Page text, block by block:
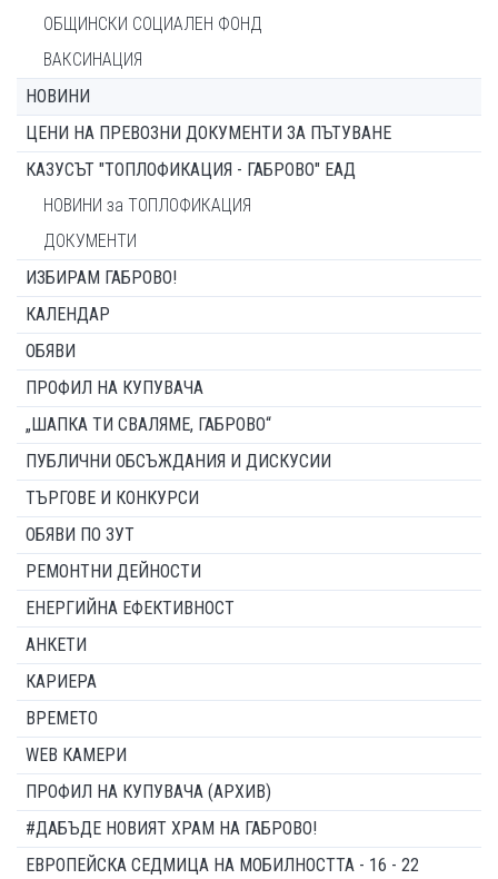
ОБЩИНСКИ СОЦИАЛЕН ФОНД
ВАКСИНАЦИЯ
НОВИНИ
ЦЕНИ НА ПРЕВОЗНИ ДОКУМЕНТИ ЗА ПЪТУВАНЕ
КАЗУСЪТ "ТОПЛОФИКАЦИЯ - ГАБРОВО" ЕАД
НОВИНИ за ТОПЛОФИКАЦИЯ
ДОКУМЕНТИ
ИЗБИРАМ ГАБРОВО!
КАЛЕНДАР
ОБЯВИ
ПРОФИЛ НА КУПУВАЧА
„ШАПКА ТИ СВАЛЯМЕ, ГАБРОВО“
ПУБЛИЧНИ ОБСЪЖДАНИЯ И ДИСКУСИИ
ТЪРГОВЕ И КОНКУРСИ
ОБЯВИ ПО ЗУТ
РЕМОНТНИ ДЕЙНОСТИ
ЕНЕРГИЙНА ЕФЕКТИВНОСТ
АНКЕТИ
КАРИЕРА
ВРЕМЕТО
WEB КАМЕРИ
ПРОФИЛ НА КУПУВАЧА (АРХИВ)
#ДАБЪДЕ НОВИЯТ ХРАМ НА ГАБРОВО!
ЕВРОПЕЙСКА СЕДМИЦА НА МОБИЛНОСТТА - 16 - 22